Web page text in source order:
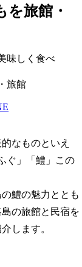
を旅館・
旅館
なものといえ
ぐ」「鱧」この
鱧の魅力ととも
の旅館と民宿を
します。